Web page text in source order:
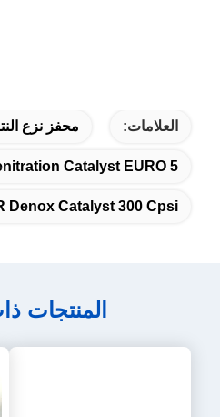
نزع النترات
NH3 SCR Denitration
SCR Denox
ذات الصلة